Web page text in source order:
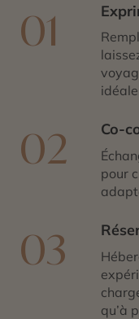
01
02 Co-
pour
03
qu’à